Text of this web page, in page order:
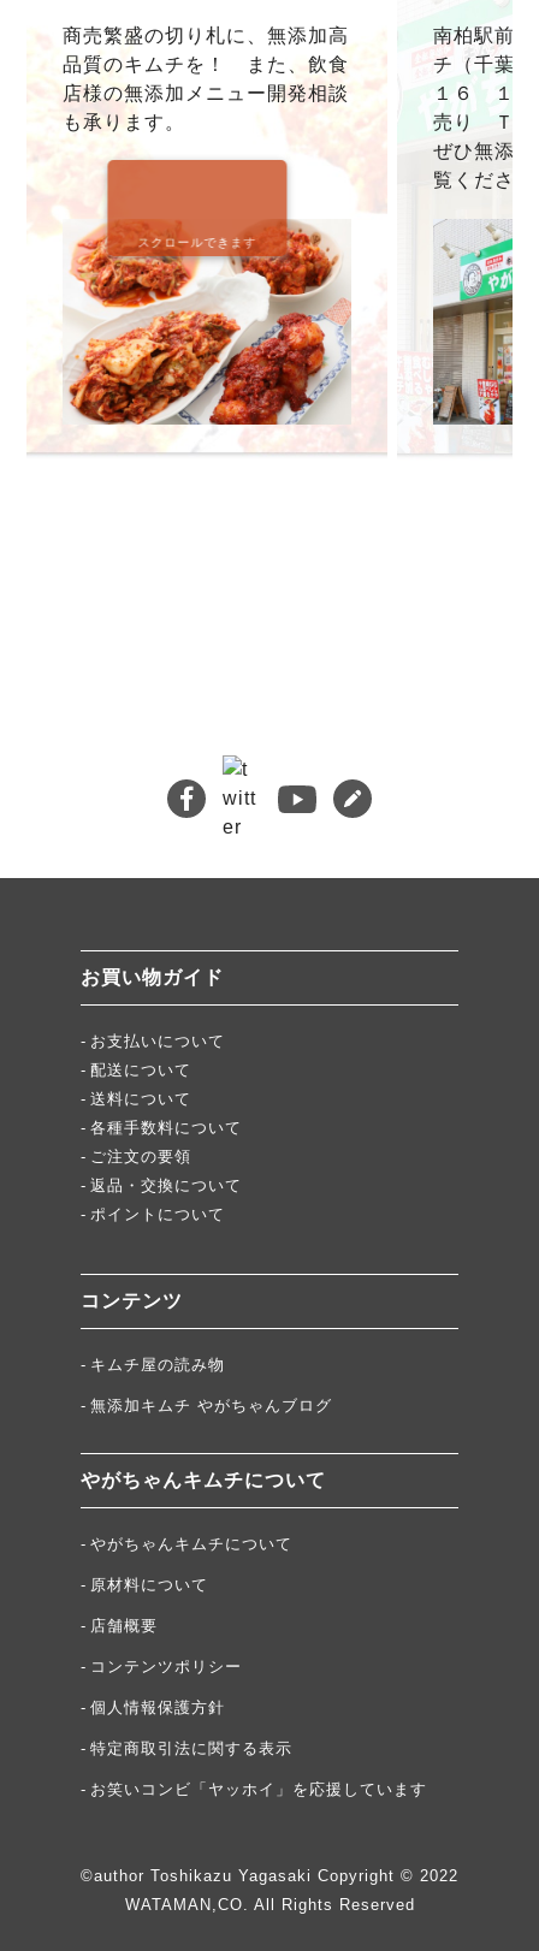
商売繁盛の切り札に、無添加高
品質のキムチを！ また、飲食
店様の無添加メニュー開発相談
も承ります。
南柏駅前
チ（千葉
１６ １F
売り ＴＥ
ぜひ無添
覧くださ
スクロールできます
熊本地震義援金について
キムチバイキングはお得です！
牡蠣ジュルカレー、絶品中の絶品!
絶品チャーシュー、おすすめ！
「頂・その先」圧倒的美味！
お買い物ガイド
お支払いについて
配送について
送料について
各種手数料について
ご注文の要領
返品・交換について
ポイントについて
コンテンツ
キムチ屋の読み物
無添加キムチ やがちゃんブログ
やがちゃんキムチについて
やがちゃんキムチについて
原材料について
店舗概要
コンテンツポリシー
個人情報保護方針
特定商取引法に関する表示
お笑いコンビ「ヤッホイ」を応援しています
©author Toshikazu Yagasaki Copyright © 2022
WATAMAN,CO. All Rights Reserved